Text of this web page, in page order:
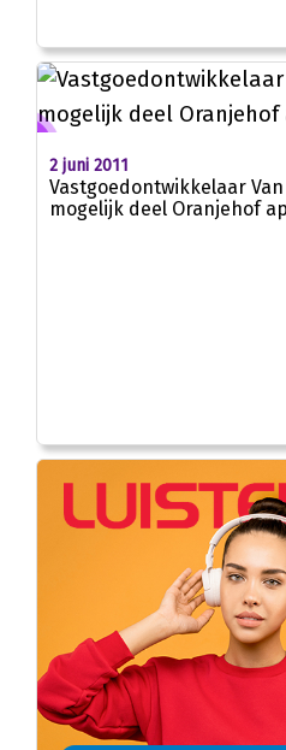
2 juni 2011
Vastgoedontwikkelaar
mogelijk deel Oranjehof